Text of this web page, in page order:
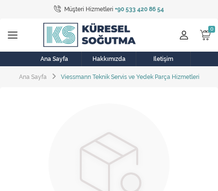
Müşteri Hizmetleri +90 533 420 86 54
Tüm Kategoriler
Bulaşık Makinesi
Buzdolabı
Çamaşır Kurutma Makinesi
Elektrikli Aksamlar
Elektrikli Süpürge
Fan
Ana Sayfa Hakkımızda İletişim
Ana Sayfa Viessmann Teknik Servis ve Yedek Parça Hizmetleri